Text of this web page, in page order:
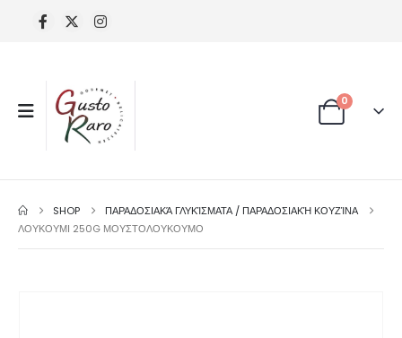
0
SHOP
ΠΑΡΑΔΟΣΙΑΚΆ ΓΛΥΚΊΣΜΑΤΑ / ΠΑΡΑΔΟΣΙΑΚΉ ΚΟΥΖΊΝΑ
ΛΟΥΚΟΥΜΙ 250G ΜΟΥΣΤΟΛΟΥΚΟΥΜΟ